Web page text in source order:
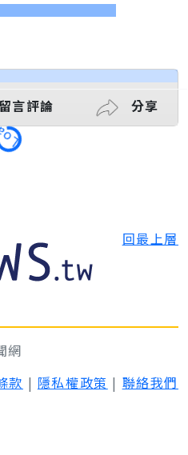
留言評論 分享
回最上層
網
款 | 隱私權政策 | 聯絡我們